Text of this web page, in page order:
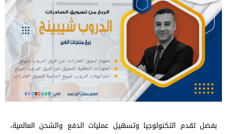
بفضل تقدم التكنولوجيا وتسهيل عمليات الدفع والشحن العالمية،